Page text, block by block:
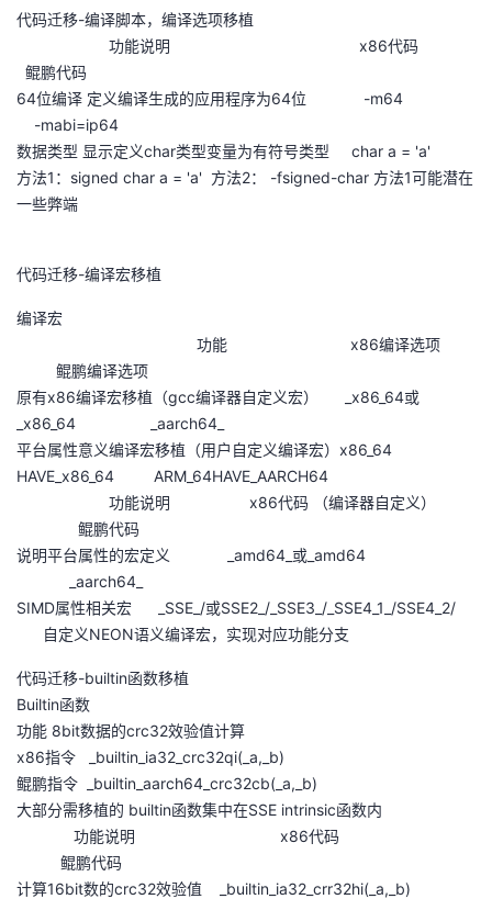
代码迁移-编译脚本，编译选项移植
功能说明 x86代码
鲲鹏代码
64位编译 定义编译生成的应用程序为64位 -m64
-mabi=ip64
数据类型 显示定义char类型变量为有符号类型 char a = 'a'
方法1：signed char a = 'a' 方法2： -fsigned-char 方法1可能潜在
一些弊端
代码迁移-编译宏移植
编译宏
功能 x86编译选项
鲲鹏编译选项
原有x86编译宏移植（gcc编译器自定义宏） _x86_64或
_x86_64 _aarch64_
平台属性意义编译宏移植（用户自定义编译宏）x86_64
HAVE_x86_64 ARM_64HAVE_AARCH64
功能说明 x86代码 （编译器自定义）
鲲鹏代码
说明平台属性的宏定义 _amd64_或_amd64
_aarch64_
SIMD属性相关宏 _SSE_/或SSE2_/_SSE3_/_SSE4_1_/SSE4_2/
自定义NEON语义编译宏，实现对应功能分支
代码迁移-builtin函数移植
Builtin函数
功能 8bit数据的crc32效验值计算
x86指令 _builtin_ia32_crc32qi(_a,_b)
鲲鹏指令 _builtin_aarch64_crc32cb(_a,_b)
大部分需移植的 builtin函数集中在SSE intrinsic函数内
功能说明 x86代码
鲲鹏代码
计算16bit数的crc32效验值 _builtin_ia32_crr32hi(_a,_b)